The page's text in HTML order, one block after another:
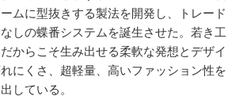
ムに型抜きする製法を開発し、トレード
しの蝶番システムを誕生させた。若き工
からこそ生み出せる柔軟な発想とデザイ
にくさ、超軽量、高いファッション性を
している。